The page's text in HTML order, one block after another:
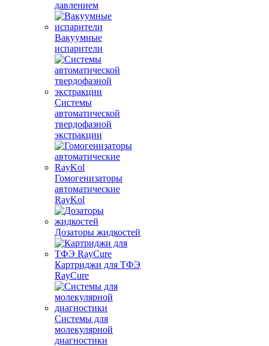
давлением
Вакуумные
испарители
Системы
автоматической
твердофазной
экстракции
Гомогенизаторы
автоматические
RayKol
Дозаторы жидкостей
Картриджи для ТФЭ
RayCure
Системы для
молекулярной
диагностики